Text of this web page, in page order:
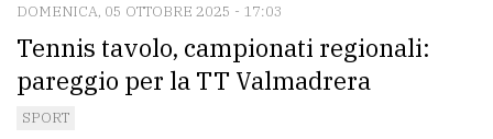
DOMENICA, 05 OTTOBRE 2025 - 17:03
Tennis tavolo, campionati regionali:
pareggio per la TT Valmadrera
SPORT